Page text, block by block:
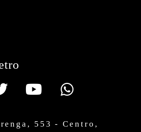
553 - Centro,